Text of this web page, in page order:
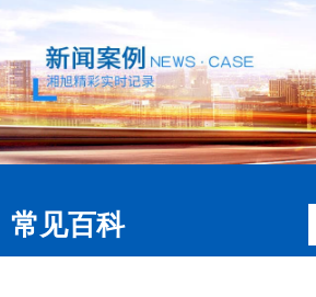
常见百科